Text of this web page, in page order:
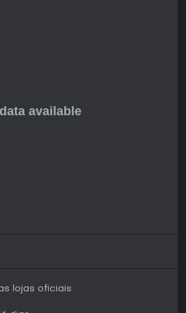
Já quem procura multiplayer
lojas oficiais